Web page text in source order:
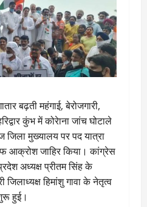
बढ़ती महंगाई, बेरोजगारी,
कुंभ में कोरेाना जांच घोटाले
मुख्यालय पर पद यात्रा
आक्रोश जाहिर किया। कांग्रेस
अध्यक्ष प्रीतम सिंह के
हिमांशु गावा के नेतृत्व
हुई।